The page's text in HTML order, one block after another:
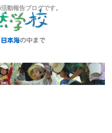
動報告ブログです。